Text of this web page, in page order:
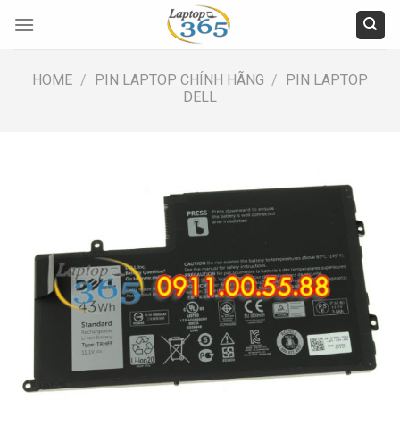
HOME / PIN LAPTOP CHÍNH HÃNG / PIN LAPTOP
DELL